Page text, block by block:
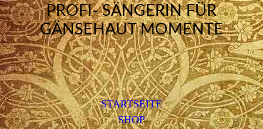
PROFI- SÄNGERIN FÜR
GÄNSEHAUT MOMENTE
STARTSEITE
SHOP